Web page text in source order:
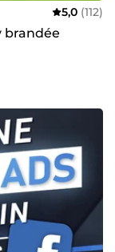
5,0 (112)
brandée